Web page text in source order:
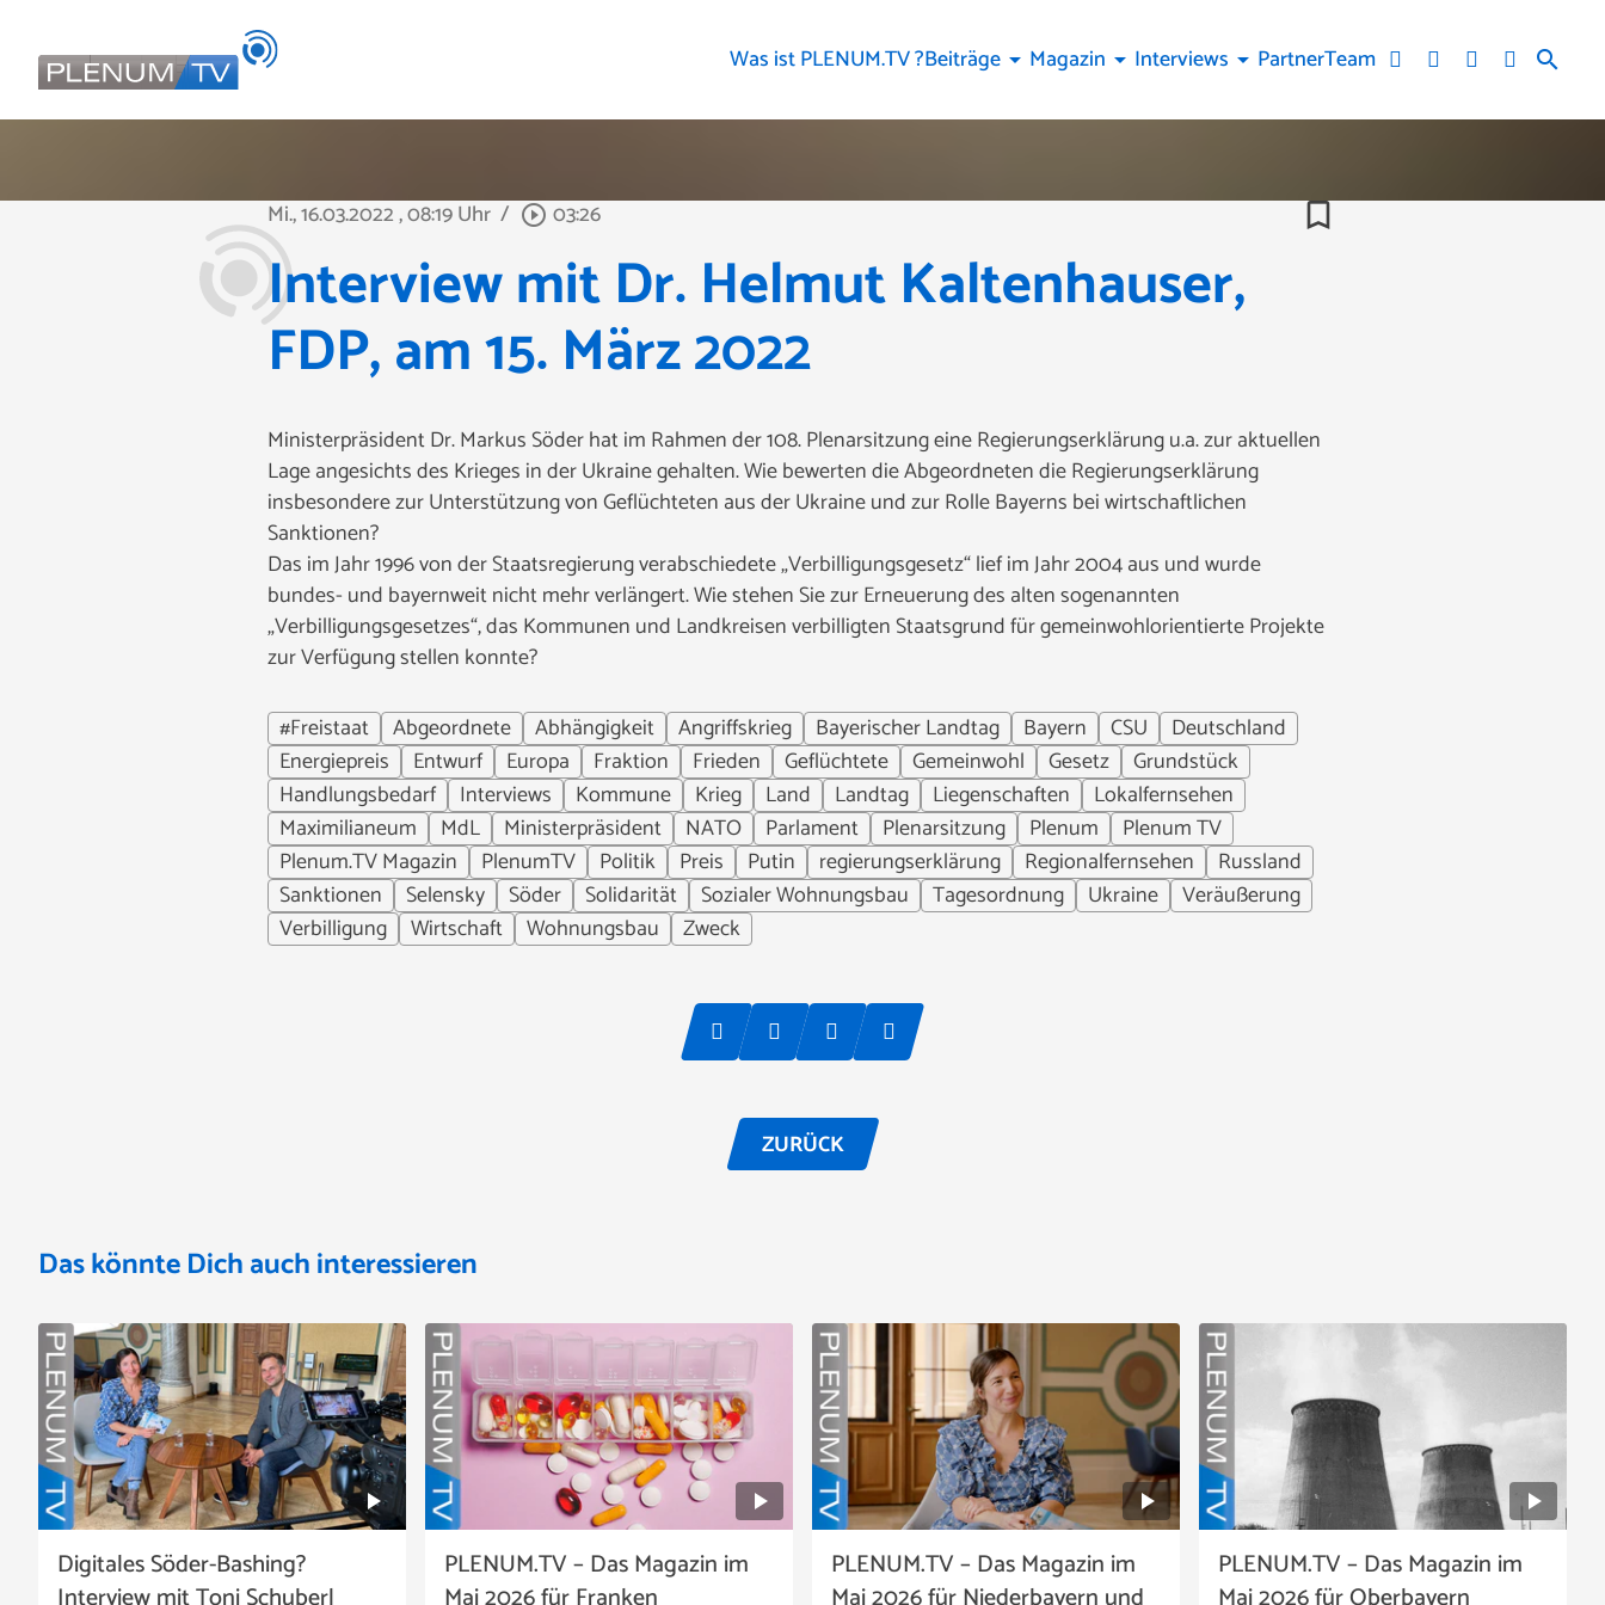
search
Was ist PLENUM.TV ?Beiträge arrow_drop_down Magazin arrow_drop_down Interviews arrow_drop_down PartnerTeam
Mi., 16.03.2022, 08:19 Uhr / play_circle_outline 03:26 bookmark_border
Interview mit Dr. Helmut Kaltenhauser,
FDP, am 15. März 2022
Ministerpräsident Dr. Markus Söder hat im Rahmen der 108. Plenarsitzung eine Regierungserklärung u.a. zur aktuellen
Lage angesichts des Krieges in der Ukraine gehalten. Wie bewerten die Abgeordneten die Regierungserklärung
insbesondere zur Unterstützung von Geflüchteten aus der Ukraine und zur Rolle Bayerns bei wirtschaftlichen
Sanktionen?
Das im Jahr 1996 von der Staatsregierung verabschiedete „Verbilligungsgesetz“ lief im Jahr 2004 aus und wurde
bundes- und bayernweit nicht mehr verlängert. Wie stehen Sie zur Erneuerung des alten sogenannten
„Verbilligungsgesetzes“, das Kommunen und Landkreisen verbilligten Staatsgrund für gemeinwohlorientierte Projekte
zur Verfügung stellen konnte?
#Freistaat
Abgeordnete Abhängigkeit Angriffskrieg Bayerischer Landtag Bayern CSU
Deutschland
Energiepreis
Entwurf Europa Fraktion Frieden Geflüchtete Gemeinwohl Gesetz
Grundstück
Handlungsbedarf
Interviews Kommune Krieg Land Landtag Liegenschaften
Lokalfernsehen
Maximilianeum
MdL Ministerpräsident NATO Parlament Plenarsitzung Plenum
Plenum TV
Plenum.TV Magazin
PlenumTV Politik Preis Putin regierungserklärung Regionalfernsehen
Russland
Sanktionen
Selensky Söder Solidarität Sozialer Wohnungsbau Tagesordnung Ukraine
Veräußerung
Verbilligung
Wirtschaft Wohnungsbau Zweck
ZURÜCK
Das könnte Dich auch interessieren
Digitales Söder-Bashing?
PLENUM.TV – Das Magazin im
PLENUM.TV – Das Magazin im
PLENUM.TV – Das Magazin im